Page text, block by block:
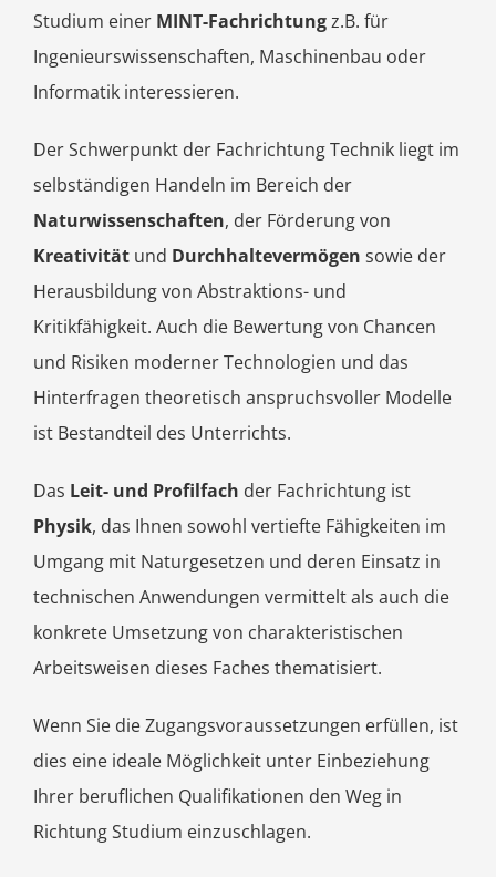
Studium einer MINT-Fachrichtungz.B. für
Ingenieurswissenschaften, Maschinenbau oder
Informatik interessieren.
Der Schwerpunkt der Fachrichtung Technik liegt im
selbständigen Handeln im Bereich der
Naturwissenschaften, der Förderung von
Kreativitätund Durchhaltevermögen sowie der
Herausbildung von Abstraktions- und
Kritikfähigkeit. Auch die Bewertung von Chancen
und Risiken moderner Technologien und das
Hinterfragen theoretisch anspruchsvoller Modelle
ist Bestandteil des Unterrichts.
Das Leit- und Profilfach der Fachrichtung ist
Physik, das Ihnen sowohl vertiefte Fähigkeiten im
Umgang mit Naturgesetzen und deren Einsatz in
technischen Anwendungen vermittelt als auch die
konkrete Umsetzung von charakteristischen
Arbeitsweisen dieses Faches thematisiert.
Wenn Sie die Zugangsvoraussetzungen erfüllen, ist
dies eine ideale Möglichkeit unter Einbeziehung
Ihrer beruflichen Qualifikationen den Weg in
Richtung Studium einzuschlagen.